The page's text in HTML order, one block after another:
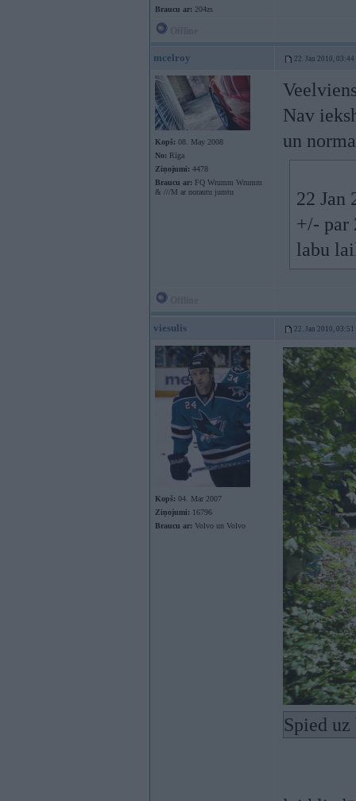
Braucu ar: 204zs
mcelroy 22. Jan 2010, 03:44
Kopš: 08. May 2008
No: Rīga
Ziņojumi: 4478
Braucu ar: FQ Wrumm Wrumm
& ///M ar norautu jumtu
Nav
un
22 Jan
+/- par
labu
viesulis 22. Jan 2010, 03:51
Kopš: 04. Mar 2007
Ziņojumi: 16796
Braucu ar: Volvo un Volvo
Spied